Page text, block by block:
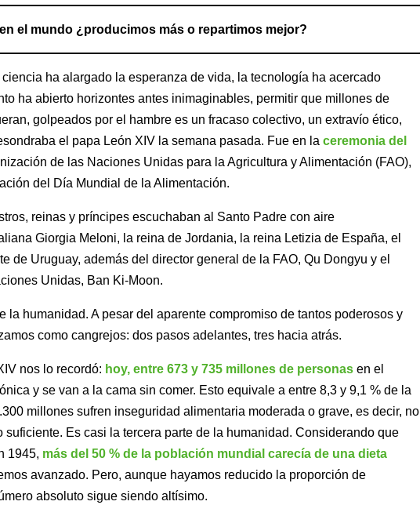
el mundo ¿producimos más o repartimos mejor?
ha alargado la esperanza de vida, la tecnología ha acercado
ha abierto horizontes antes inimaginables, permitir que millones de
golpeados por el hambre es un fracaso colectivo, un extravío ético,
el papa León XIV la semana pasada. Fue en laceremonia del
de las Naciones Unidas para la Agricultura y Alimentación (FAO),
del Día Mundial de la Alimentación.
reinas y príncipes escuchaban al Santo Padre con aire
Giorgia Meloni, la reina de Jordania, la reina Letizia de España, el
de Uruguay, además del director general de la FAO, Qu Dongyu y el
Unidas, Ban Ki-Moon.
la humanidad. A pesar del aparente compromiso de tantos poderosos y
como cangrejos: dos pasos adelantes, tres hacia atrás.
nos lo recordó: hoy, entre 673 y 735 millones de personas en el
y se van a la cama sin comer. Esto equivale a entre 8,3 y 9,1 % de la
millones sufren inseguridad alimentaria moderada o grave, es decir, no
suficiente. Es casi la tercera parte de la humanidad. Considerando que
1945, más del 50 % de la población mundial carecía de una dieta
avanzado. Pero, aunque hayamos reducido la proporción de
absoluto sigue siendo altísimo.